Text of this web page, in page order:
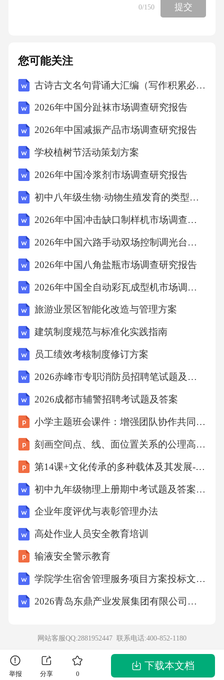
国民族团结进步促进法(草案)》的意见征集工
色产业发展等畅谈心声。一条条建议被梳理提
交，最终有多项被吸收采纳。对此，下列说法
正确的是①彝族群众依托基层群众性自治组织
于提高立法质量③发挥基层立法联系点作用，
拓宽民意反映渠道④公民积极建言献策，推动
科学立法、民主立法A.①② B.①④ C.②③ D.③
④九年级道德与法治试卷第3页(共8页)18.党中
网络是未成年人获取知识、认识世界的重要渠
道，未成年人在网络上接触的信息内容，深刻
影响着人生观、价值观的形成和塑造。营造风
清气正的网络空间需要①权力机关开展对未成
年人网络保护条例实施情况的检查②行政部门
开展预防未成年人沉迷网络的宣传教育③监察
机关加强对短视频内容的审核管理力度④检察
机关依法审理侵害未成年人网络权益的案件A.
同时期的声音，共同体现了人民军队①英勇无
畏、敢于牺牲的精神②是民族振兴、社会进步
的基石③在科技强军的道路上阔步前行④为了
人民的利益挺身而出、冲锋在前A.①③ B.①④
C.②③ D.②④20.车厘子从“贵族水果”到“年货标
配”离不开中国和智利签署的自由贸易协定，双
方近98%的产品实现零关税，车厘子就是其中之
一。“车厘子自由”，对中国消费者意味着唾手可
征着发展与增收的“甜蜜”。这表明我国A.扩大高
水平对外开放，促进互利共赢B.以更加开放的
心态积极参与全球规则制定C.坚持绿色低碳，
推动建设持久和平的世界D.以开放包容的心
行的纸质火车票，正式退出历史舞台。网上随
0/150 提交
您可能关注
古诗古文名句背诵大汇编（写作积累必需）
2026年中国分趾袜市场调查研究报告
2026年中国减振产品市场调查研究报告
学校植树节活动策划方案
2026年中国冷浆剂市场调查研究报告
初中八年级生物·动物生殖发育的类型适应与进化探析导学案
2026年中国冲击缺口制样机市场调查研究报告
2026年中国六路手动双场控制调光台市场调查研究报告
2026年中国八角盐瓶市场调查研究报告
2026年中国全自动彩瓦成型机市场调查研究报告
旅游业景区智能化改造与管理方案
建筑制度规范与标准化实践指南
员工绩效考核制度修订方案
2026赤峰市专职消防员招聘笔试题及答案
2026成都市辅警招聘考试题及答案
小学主题班会课件：增强团队协作共同进步
刻画空间点、线、面位置关系的公理高一下学期数学北师大版必修第二册
第14课+文化传承的多种载体及其发展-2025-2026学年高二下学期历史统编版选择性必修3
初中九年级物理上册期中考试题及答案【完整版】
企业年度评优与表彰管理办法
高处作业人员安全教育培训
输液安全警示教育
学院学生宿舍管理服务项目方案投标文件（技术方案）
2026青岛东鼎产业发展集团有限公司招聘笔试备考题库及答案解析
网站客服QQ:2881952447 联系电话:400-852-1180
举报 分享 0
下载本文档